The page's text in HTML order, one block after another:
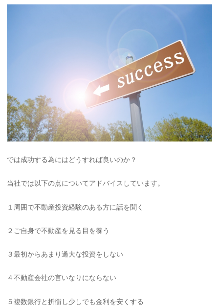
では成功する為にはどうすれば良いのか？
当社では以下の点についてアドバイスしています。
１周囲で不動産投資経験のある方に話を聞く
２ご自身で不動産を見る目を養う
３最初からあまり過大な投資をしない
４不動産会社の言いなりにならない
５複数銀行と折衝し少しでも金利を安くする